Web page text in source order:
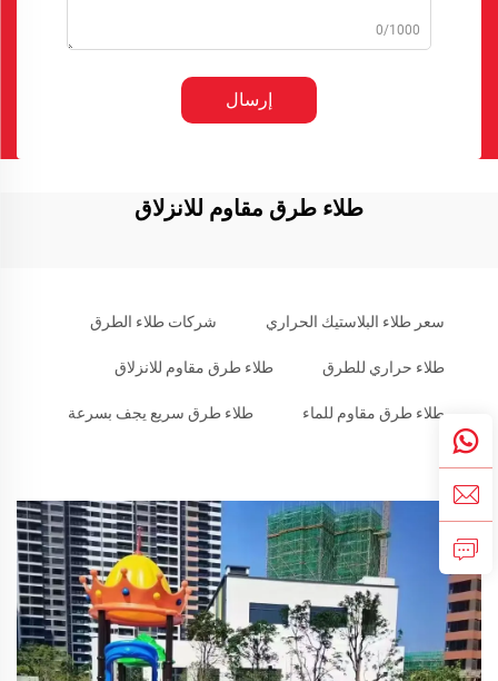
0/1000
إرسال
طلاء طرق مقاوم للانزلاق
سعر طلاء البلاستيك الحراري شركات طلاء الطرق
طلاء حراري للطرق طلاء طرق مقاوم للانزلاق
طلاء طرق مقاوم للماء طلاء طرق سريع يجف بسرعة